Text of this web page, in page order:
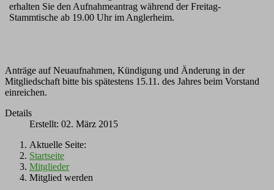
erhalten Sie den Aufnahmeantrag während der Freitag-
Stammtische ab 19.00 Uhr im Anglerheim.
Anträge auf Neuaufnahmen, Kündigung und Änderung in der
Mitgliedschaft bitte bis spätestens 15.11. des Jahres beim Vorstand
einreichen.
Details
Erstellt: 02. März 2015
Aktuelle Seite:
Startseite
Mitglieder
Mitglied werden